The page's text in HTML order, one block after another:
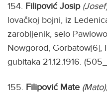
154. Filipović Josip
lovačkoj bojni, iz
zarobljenik, selo
Nowgorod, Gorbatow[6],
gubitaka 21.12.1916.
155. Filipović Mate (Mato)